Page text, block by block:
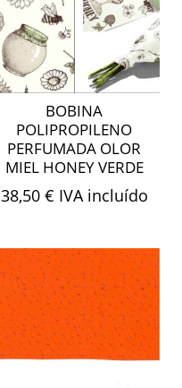
BOBINA
POLIPROPILENO
PERFUMADA OLOR
MIEL HONEY VERDE
38,50 € IVA incluído